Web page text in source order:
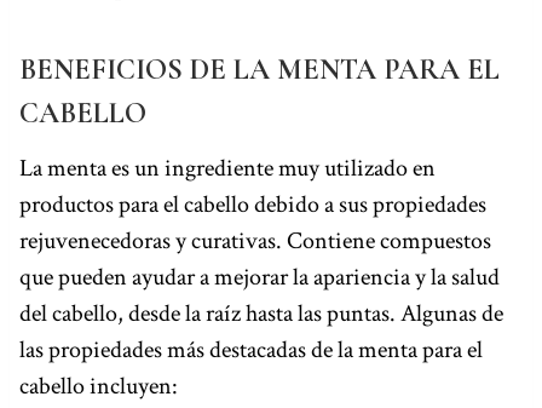
BENEFICIOS DE LA MENTA PARA EL
CABELLO
La menta es un ingrediente muy utilizado en
productos para el cabello debido a sus propiedades
rejuvenecedoras y curativas. Contiene compuestos
que pueden ayudar a mejorar la apariencia y la salud
del cabello, desde la raíz hasta las puntas. Algunas de
las propiedades más destacadas de la menta para el
cabello incluyen: